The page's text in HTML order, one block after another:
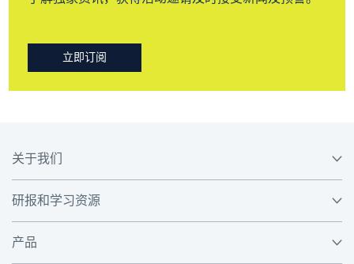
立即订阅
关于我们
研报和学习资源
产品